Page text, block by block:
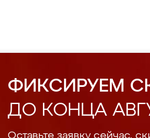
ФИКСИРУЕМ
ДО КОНЦА
Оставьте заявку сейчас,